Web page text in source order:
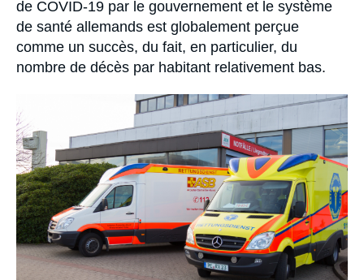
de COVID-19 par le gouvernement et le système
de santé allemands est globalement perçue
comme un succès, du fait, en particulier, du
nombre de décès par habitant relativement bas.
principale